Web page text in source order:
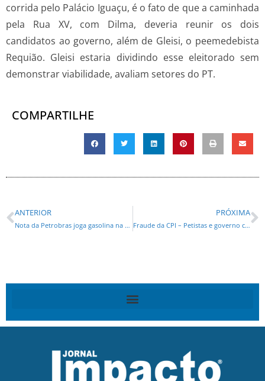
corrida pelo Palácio Iguaçu, é o fato de que a caminhada
pela Rua XV, com Dilma, deveria reunir os dois
candidatos ao governo, além de Gleisi, o peemedebista
Requião. Gleisi estaria dividindo esse eleitorado sem
demonstrar viabilidade, avaliam setores do PT.
COMPARTILHE
ANTERIOR
Nota da Petrobras joga gasolina na farsa da CPI
PRÓXIMA
Fraude da CPI – Petistas e governo cometem um crime contra o Congresso,